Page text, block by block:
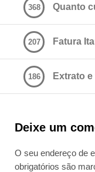
Quanto
368
Fatura
207
Extrato
186
Deixe um
O seu endereço de
obrigatórios são